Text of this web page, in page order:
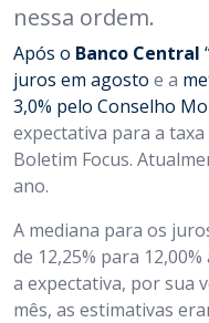
nessa ordem.
Após o Banco Central
juros em agosto e a
3,0% pelo Conselho
expectativa para a
Boletim Focus.
ano.
A mediana para os
de 12,25% para
a expectativa, por sua
mês, as estimativas